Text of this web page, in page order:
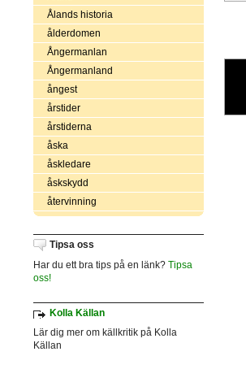
Ålands historia
ålderdomen
Ångermanlan
Ångermanland
ångest
årstider
årstiderna
åska
åskledare
åskskydd
återvinning
Tipsa oss
Har du ett bra tips på en länk? Tipsa
oss!
Kolla Källan
Lär dig mer om källkritik på Kolla
Källan